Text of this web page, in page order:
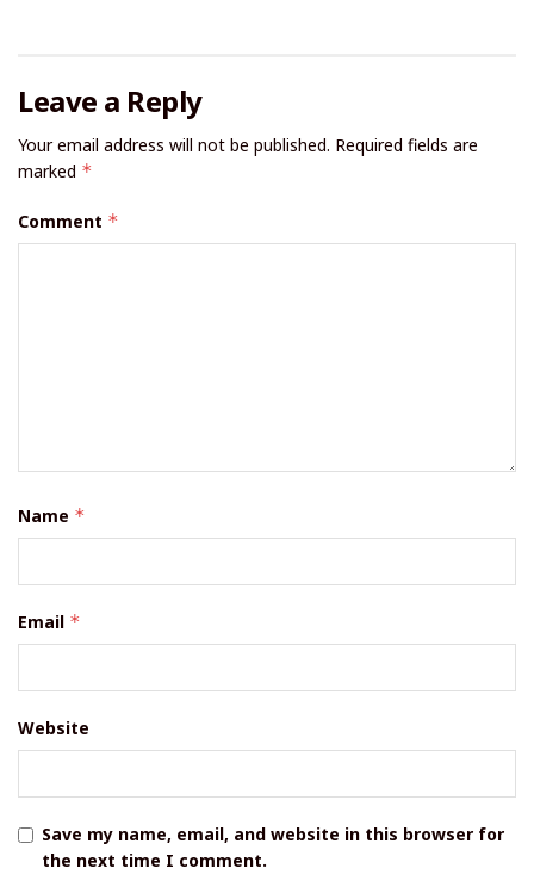
Leave a Reply
Your email address will not be published. Required fields are
marked *
Comment *
Name *
Email *
Website
Save my name, email, and website in this browser for
the next time I comment.